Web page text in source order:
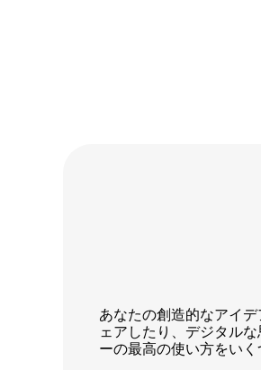
あなたの創造的なアイ
ェアしたり、デジタル
ーの最高の使い方をいく